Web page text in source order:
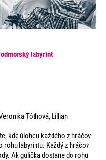
labyrint
Tóthová, Lillian
kde úlohou každého z hráčov
rohu labyrintu. Každý z hráčov
Ak gulička dostane do rohu